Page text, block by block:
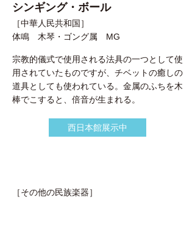
シンギング・ボール
［中華人民共和国］
体鳴 木琴・ゴング属 MG
宗教的儀式で使用される法具の一つとして使
用されていたものですが、チベットの癒しの
道具としても使われている。金属のふちを木
棒でこすると、倍音が生まれる。
西日本館展示中
［その他の民族楽器］